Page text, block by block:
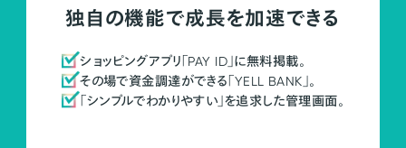
独自の機能で成長を加速できる
ショッピングアプリ「PAY ID」に無料掲載。
その場で資金調達ができる「YELL BANK」。
「シンプルでわかりやすい」を追求した管理画面。